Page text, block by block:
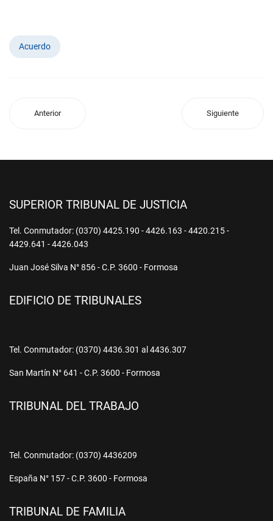
Acuerdo
Anterior Siguiente
SUPERIOR TRIBUNAL DE JUSTICIA
Tel. Conmutador: (0370) 4425.190 - 4426.163 - 4420.215 -
4429.641 - 4426.043
Juan José Silva N° 856 - C.P. 3600 - Formosa
EDIFICIO DE TRIBUNALES
Tel. Conmutador: (0370) 4436.301 al 4436.307
San Martín N° 641 - C.P. 3600 - Formosa
TRIBUNAL DEL TRABAJO
Tel. Conmutador: (0370) 4436209
España N° 157 - C.P. 3600 - Formosa
TRIBUNAL DE FAMILIA